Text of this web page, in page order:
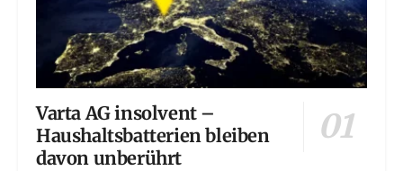
Varta AG insolvent –
Haushaltsbatterien bleiben
davon unberührt